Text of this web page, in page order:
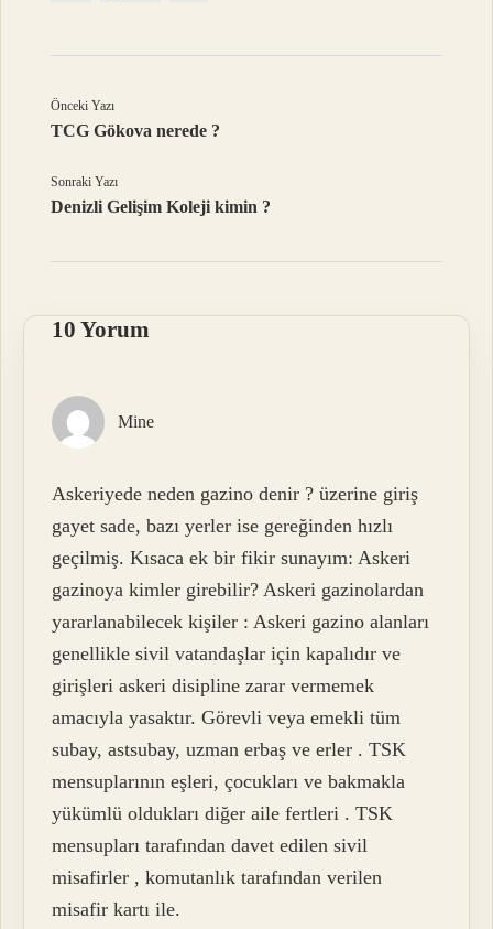
Önceki Yazı
TCG Gökova nerede ?
Sonraki Yazı
Denizli Gelişim Koleji kimin ?
10 Yorum
Mine
Askeriyede neden gazino denir ? üzerine giriş
gayet sade, bazı yerler ise gereğinden hızlı
geçilmiş. Kısaca ek bir fikir sunayım: Askeri
gazinoya kimler girebilir? Askeri gazinolardan
yararlanabilecek kişiler : Askeri gazino alanları
genellikle sivil vatandaşlar için kapalıdır ve
girişleri askeri disipline zarar vermemek
amacıyla yasaktır. Görevli veya emekli tüm
subay, astsubay, uzman erbaş ve erler . TSK
mensuplarının eşleri, çocukları ve bakmakla
yükümlü oldukları diğer aile fertleri . TSK
mensupları tarafından davet edilen sivil
misafirler , komutanlık tarafından verilen
misafir kartı ile.